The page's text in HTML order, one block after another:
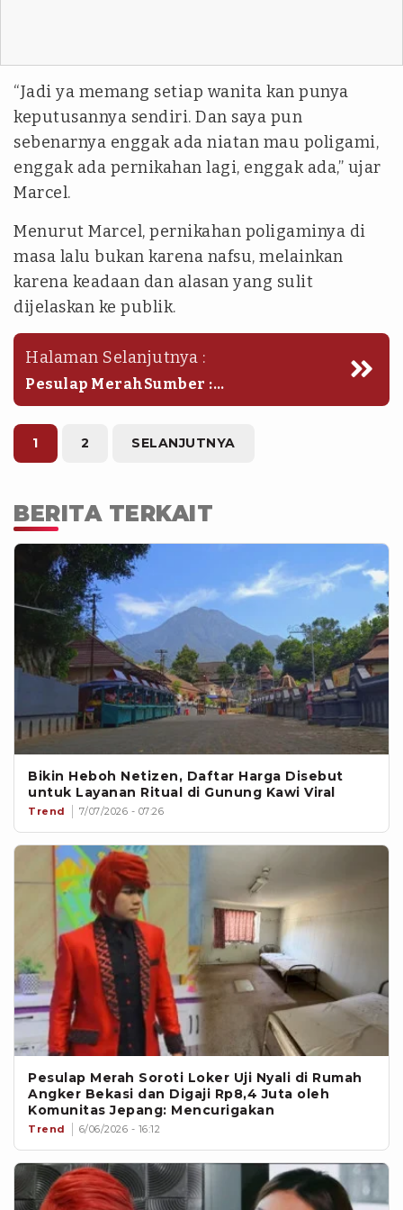
“Jadi ya memang setiap wanita kan punya
keputusannya sendiri. Dan saya pun
sebenarnya enggak ada niatan mau poligami,
enggak ada pernikahan lagi, enggak ada,” ujar
Marcel.
Menurut Marcel, pernikahan poligaminya di
masa lalu bukan karena nafsu, melainkan
karena keadaan dan alasan yang sulit
dijelaskan ke publik.
Halaman Selanjutnya :
Pesulap MerahSumber :
YouTube/DennySumargo
1 2 SELANJUTNYA
BERITA TERKAIT
Bikin Heboh Netizen, Daftar Harga Disebut
untuk Layanan Ritual di Gunung Kawi Viral
Trend 7/07/2026 - 07:26
Pesulap Merah Soroti Loker Uji Nyali di Rumah
Angker Bekasi dan Digaji Rp8,4 Juta oleh
Komunitas Jepang: Mencurigakan
Trend 6/06/2026 - 16:12